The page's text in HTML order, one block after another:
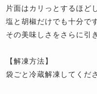
片面はカリっとするほど
塩と胡椒だけでも十分で
その美味しさをさらに引
【解凍方法】
袋ごと冷蔵解凍してくだ